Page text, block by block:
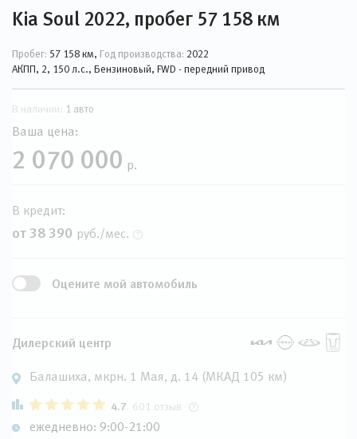
Kia Soul 2022, пробег 57 158 км
Пробег: 57 158 км, Год производства: 2022
АКПП, 2, 150 л.с., Бензиновый, FWD - передний привод
В наличии: 1 авто
Ваша цена:
2 070 000 р.
В кредит:
от 38 390 руб./мес.
Оцените мой автомобиль
Дилерский центр
Балашиха, мкрн. 1 Мая, д. 14 (МКАД 105 км)
4.7 601 отзыв
ежедневно: 9:00-21:00